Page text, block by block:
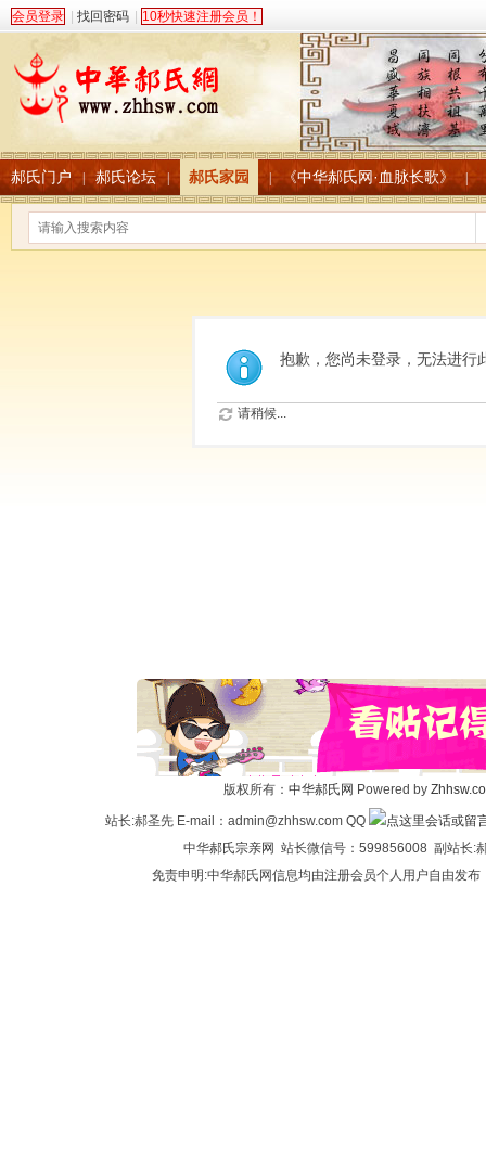
会员登录 找回密码 10秒快速注册会员！
郝氏门户 | 郝氏论坛 | 郝氏家园 《中华郝氏网·血脉长歌》
抱歉，您尚未登录，无法进行
请稍候...
版权所有： 中华郝氏网 Powered by
站长:郝圣先 E-mail：admin@zhhsw.com QQ
中华郝氏宗亲网 站长微信号：599856008 副站长:
免责申明:中华郝氏网信息均由注册会员个人用户自由发